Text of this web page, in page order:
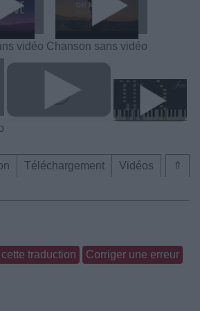
vidéo Chanson sans vidéo
⇑
Téléchargement
Vidéos
traduction Corriger une erreur